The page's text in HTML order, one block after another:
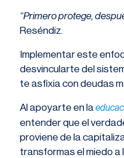
“Primero protege,
Reséndiz.
Implementar este
desvincularte del
te asfixia con deudas
Al apoyarte en la
entender que el
proviene de la
transformas el miedo a